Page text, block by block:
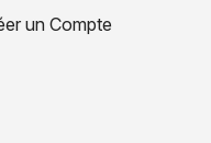
un Compte